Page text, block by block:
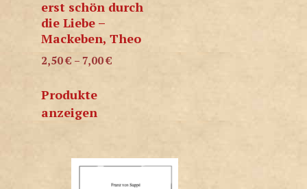
erst schön durch
die Liebe –
Mackeben, Theo
2,50€ – 7,00€
Produkte
anzeigen